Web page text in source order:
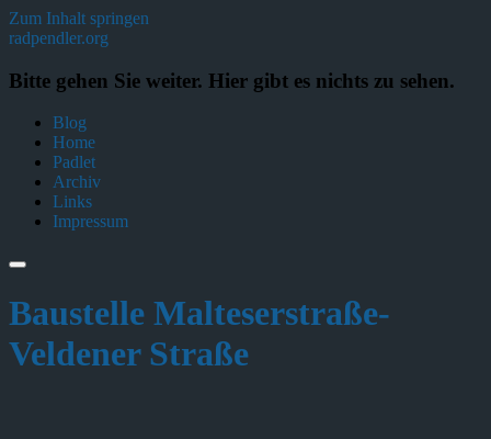
Zum Inhalt springen
radpendler.org
Bitte gehen Sie weiter. Hier gibt es nichts zu sehen.
Blog
Home
Padlet
Archiv
Links
Impressum
Baustelle Malteserstraße-
Veldener Straße